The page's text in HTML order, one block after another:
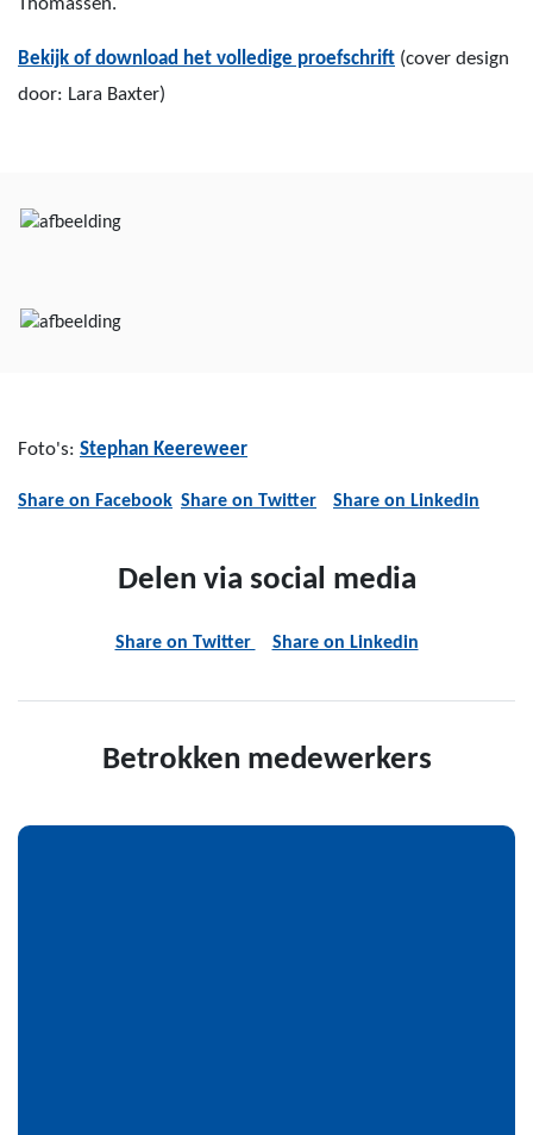
Thomassen.
Bekijk of download het volledige proefschrift (cover design
door: Lara Baxter)
Foto's: Stephan Keereweer
Share on Facebook Share on Twitter Share on Linkedin
Delen via social media
Share on Twitter Share on Linkedin
Betrokken medewerkers